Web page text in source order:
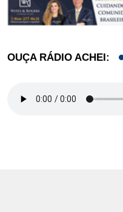
OUÇA RÁDIO ACHEI: